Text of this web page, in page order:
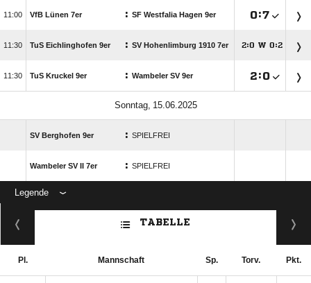
 VfB Lünen 7er : SF Westfalia Hagen 9er :
 TuS Eichlinghofen 9er : SV Hohenlimburg 1910 7er : W:
 TuS Kruckel 9er : Wambeler SV 9er :
 
SV Berghofen 9er : SPIELFREI
Wambeler SV II 7er : SPIELFREI
Legende
ANZEIGE
TABELLE
Pl. Mannschaft Sp. Torv. Pkt.